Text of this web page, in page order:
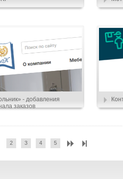
- добавления
заказов
2 3 4 5